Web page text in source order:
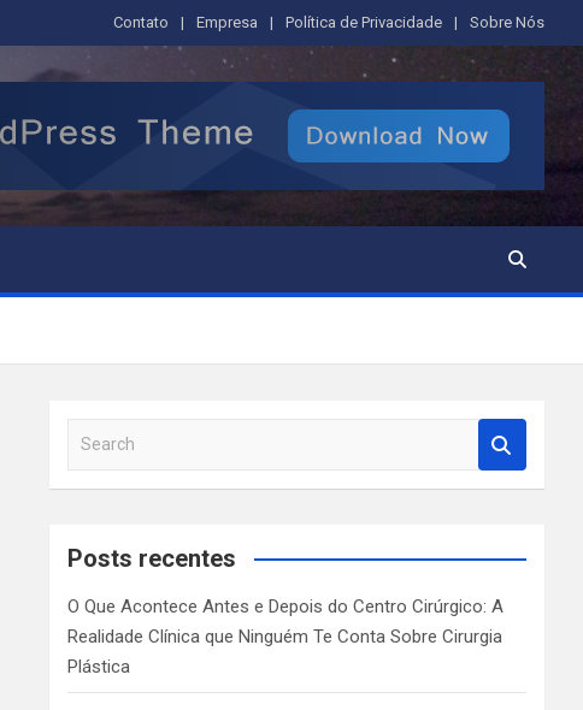
Contato Empresa Política de Privacidade Sobre Nós
a
c
Posts recentes
O Que Acontece Antes e Depois do Centro Cirúrgico: A
Realidade Clínica que Ninguém Te Conta Sobre Cirurgia
Plástica